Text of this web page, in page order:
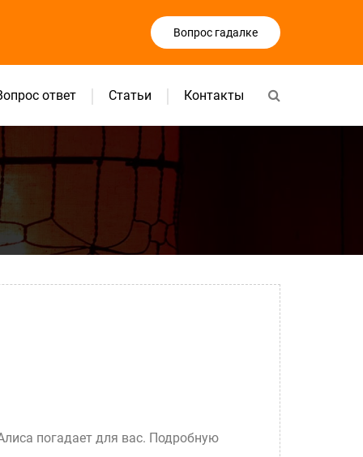
Вопрос гадалке
ответ Статьи Контакты
погадает для вас. Подробную